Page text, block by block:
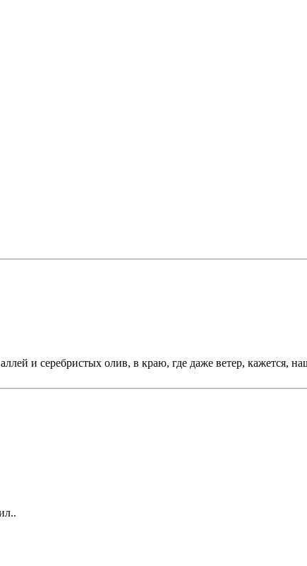
и серебристых олив, в краю, где даже ветер, кажется,